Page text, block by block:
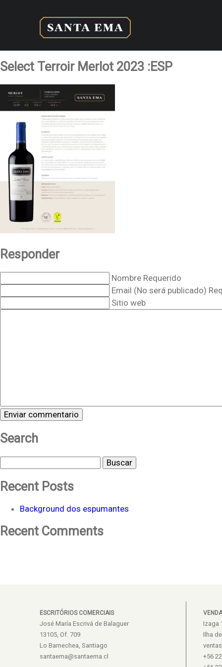
Select Terroir Merlot 2023 :ESP
Responder
Nombre Requerido
Email (No será publicado)
Sitio web
Search
Buscar
Recent Posts
Background dos espumantes
Recent Comments
ESCRITÓRIOS COMERCIAIS
José María Escrivá de Balaguer
13105, Of. 709
Lo Barnechea, Santiago
santaema@santaema.cl
Izaga
Ilha
+56